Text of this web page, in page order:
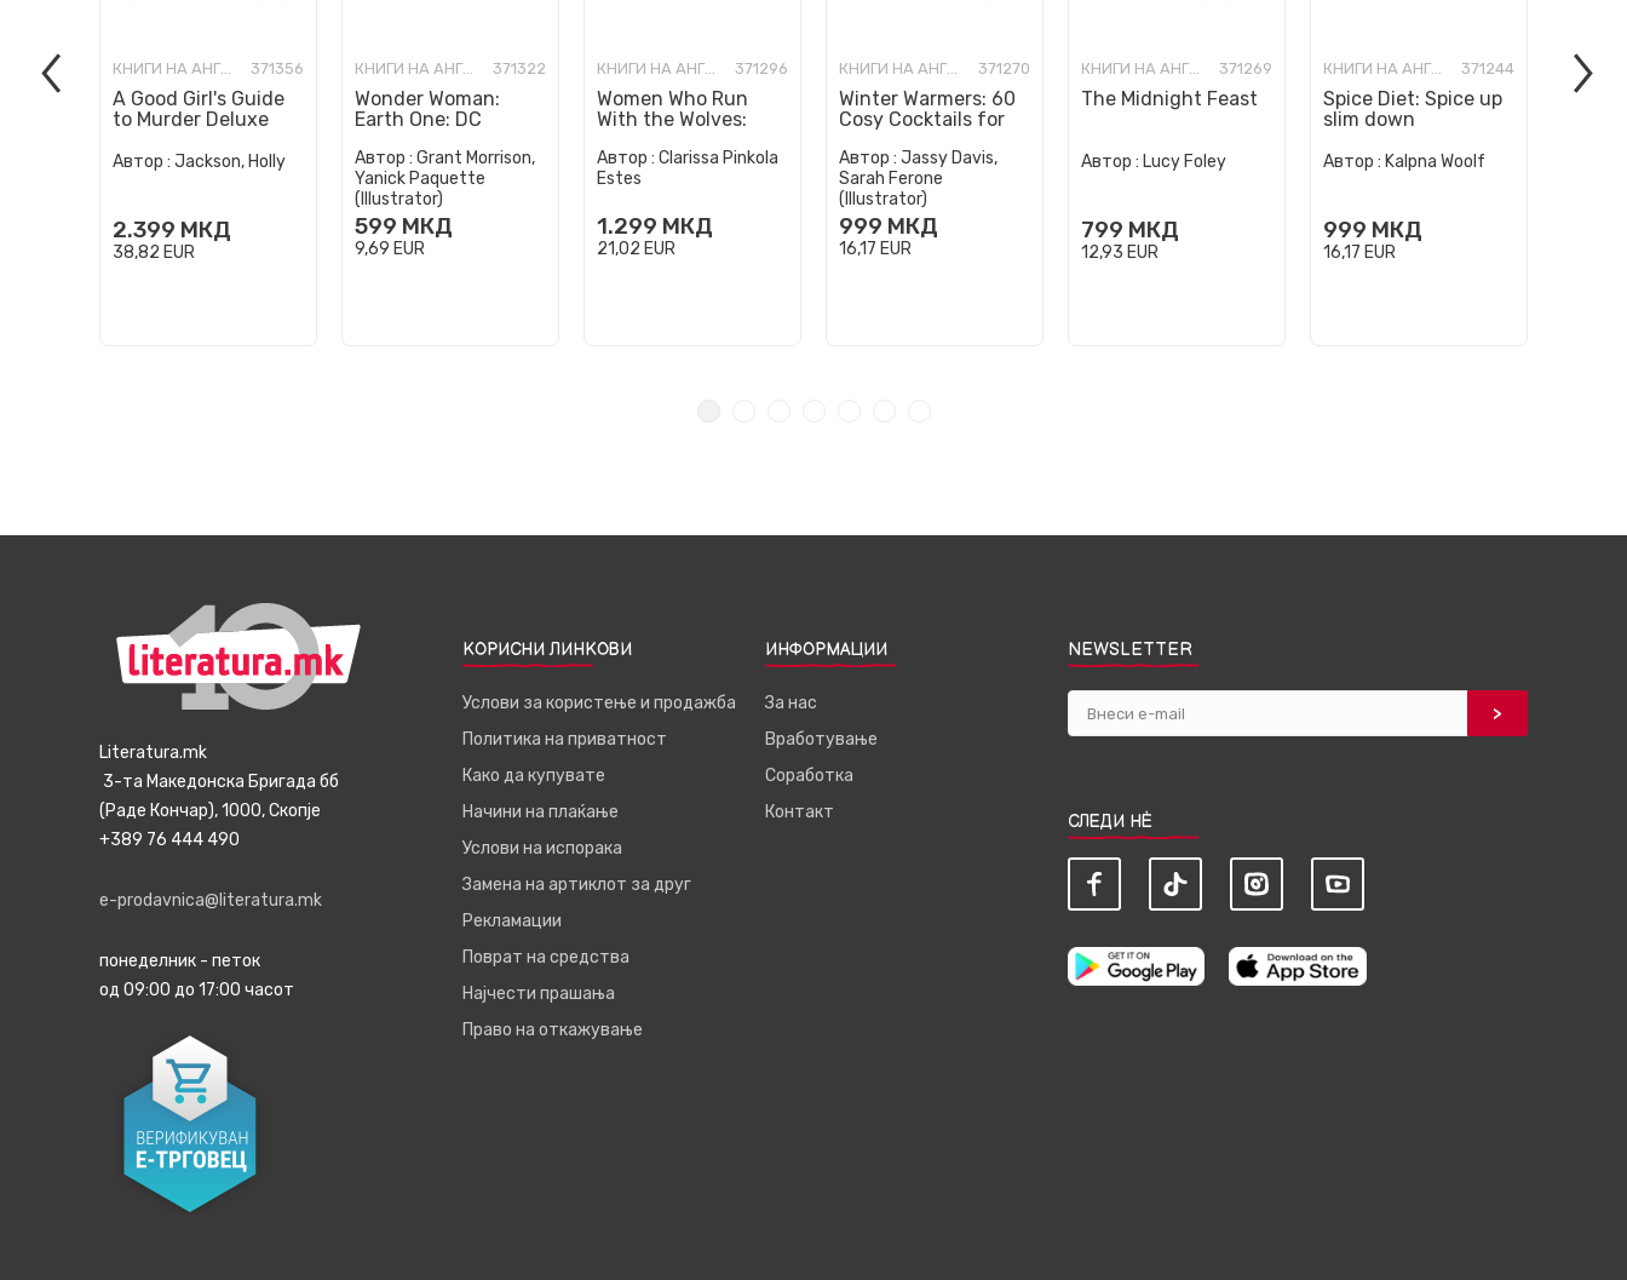
КНИГИ НА АНГЛИСКИ ЈАЗИК 371356
A Good Girl's Guide
to Murder Deluxe
Set: Special Deluxe
Автор : Jackson, Holly
2.399 МКД
38,82 EUR
КНИГИ НА АНГЛИСКИ ЈАЗИК 371322
Wonder Woman:
Earth One: DC
Edition
Автор : Grant Morrison,
Yanick Paquette
(Illustrator)
599 МКД
9,69 EUR
КНИГИ НА АНГЛИСКИ ЈАЗИК 371296
Women Who Run
With the Wolves:
the Wild Woman
Archetype
Автор : Clarissa Pinkola
Estes
1.299 МКД
21,02 EUR
КНИГИ НА АНГЛИСКИ ЈАЗИК 371270
Winter Warmers: 60
Cosy Cocktails for
Автор : Jassy Davis,
Sarah Ferone
(Illustrator)
999 МКД
16,17 EUR
КНИГИ НА АНГЛИСКИ ЈАЗИК 371269
The Midnight Feast
Автор : Lucy Foley
799 МКД
12,93 EUR
КНИГИ НА АНГЛИСКИ ЈАЗИК 371244
Spice Diet: Spice up
slim down
Автор : Kalpna Woolf
999 МКД
16,17 EUR
How
Literatura.mk
3-та Македонска Бригада бб
(Раде Кончар), 1000, Скопје
+389 76 444 490
e-prodavnica@literatura.mk
понеделник - петок
од 09:00 до 17:00 часот
КОРИСНИ ЛИНКОВИ
Услови за користење и продажба
Политика на приватност
Како да купувате
Начини на плаќање
Услови на испорака
Замена на артиклот за друг
Рекламации
Поврат на средства
Најчести прашања
Право на откажување
ИНФОРМАЦИИ
За нас
Вработување
Соработка
Контакт
NEWSLETTER
СЛЕДИ НЀ